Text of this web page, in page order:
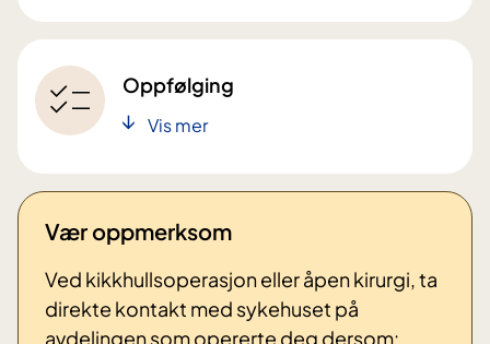
Oppfølging
Vis mer
Vær oppmerksom
Ved kikkhullsoperasjon eller åpen kirurgi, ta
direkte kontakt med sykehuset på
avdelingen som opererte deg dersom: